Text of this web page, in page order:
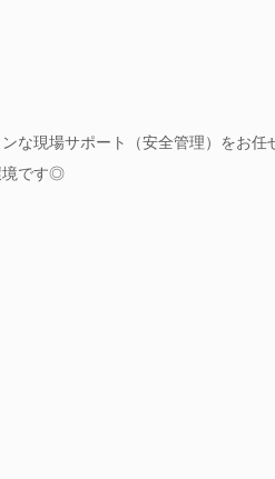
な現場サポート（安全管理）をお任
境です◎